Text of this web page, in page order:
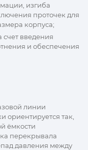
изгиба
проточек для
корпуса;
счет введения
и обеспечения
линии
ориентируется так,
ёмкости
перекрывала
давления между